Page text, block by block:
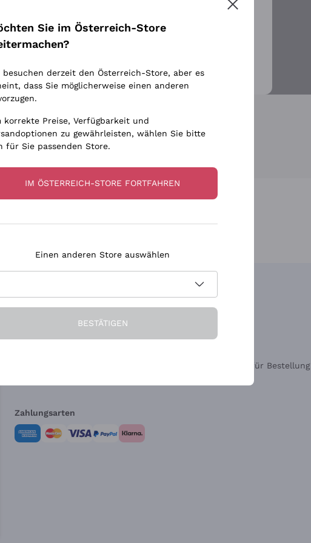
Occhipinti Arianna
Biondi Santi
Argiolas
Zenato
Ca' dei Frati
Chardonnay
Die Firma Brauchen Sie Hilfe?
Widerrufsformular für Bestellung
Zahlungsarten
finden Sie in unserem Datenschutz-Bestimmungen
Sie im Österreich-Store
besuchen derzeit den Österreich-Store, aber es
dass Sie möglicherweise einen anderen
korrekte Preise, Verfügbarkeit und
zu gewährleisten, wählen Sie bitte
für Sie passenden Store.
IM ÖSTERREICH-STORE FORTFAHREN
Einen anderen Store auswählen
BESTÄTIGEN